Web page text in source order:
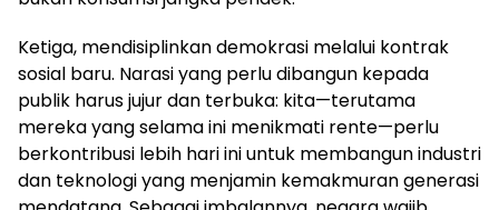
Ketiga, mendisiplinkan demokrasi melalui kontrak
sosial baru. Narasi yang perlu dibangun kepada
publik harus jujur dan terbuka: kita—terutama
mereka yang selama ini menikmati rente—perlu
berkontribusi lebih hari ini untuk membangun industri
dan teknologi yang menjamin kemakmuran generasi